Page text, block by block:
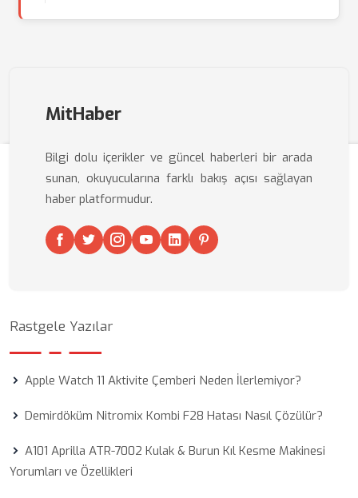
MitHaber
Bilgi dolu içerikler ve güncel haberleri bir arada
sunan, okuyucularına farklı bakış açısı sağlayan
haber platformudur.
Rastgele Yazılar
Apple Watch 11 Aktivite Çemberi Neden İlerlemiyor?
Demirdöküm Nitromix Kombi F28 Hatası Nasıl Çözülür?
A101 Aprilla ATR-7002 Kulak & Burun Kıl Kesme Makinesi
Yorumları ve Özellikleri